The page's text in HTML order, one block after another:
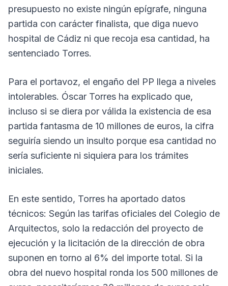
presupuesto no existe ningún epígrafe, ninguna
partida con carácter finalista, que diga nuevo
hospital de Cádiz ni que recoja esa cantidad, ha
sentenciado Torres.
Para el portavoz, el engaño del PP llega a niveles
intolerables. Óscar Torres ha explicado que,
incluso si se diera por válida la existencia de esa
partida fantasma de 10 millones de euros, la cifra
seguiría siendo un insulto porque esa cantidad no
sería suficiente ni siquiera para los trámites
iniciales.
En este sentido, Torres ha aportado datos
técnicos: Según las tarifas oficiales del Colegio de
Arquitectos, solo la redacción del proyecto de
ejecución y la licitación de la dirección de obra
suponen en torno al 6% del importe total. Si la
obra del nuevo hospital ronda los 500 millones de